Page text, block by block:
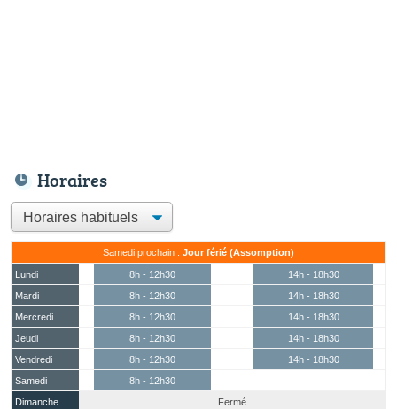
Horaires
Samedi prochain : Jour férié (Assomption)
Lundi 8h - 12h30
14h - 18h30
Mardi
8h - 12h30
14h - 18h30
Mercredi
8h - 12h30
14h - 18h30
Jeudi
8h - 12h30
14h - 18h30
Vendredi
8h - 12h30
14h - 18h30
Samedi
8h - 12h30
Dimanche
Fermé